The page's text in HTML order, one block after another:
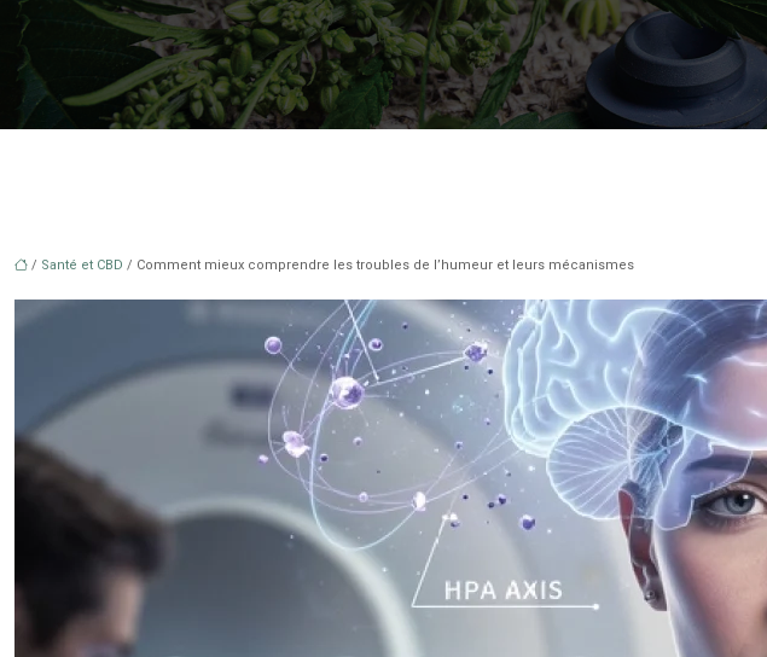
/ Santé et CBD / Comment mieux comprendre les troubles de l’humeur et leurs mécanismes